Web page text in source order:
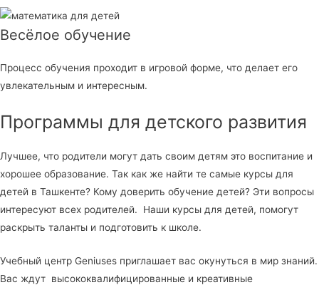
Весёлое обучение
Процесс обучения проходит в игровой форме, что делает его
увлекательным и интересным.
Программы для детского развития
Лучшее, что родители могут дать своим детям это воспитание и
хорошее образование. Так как же найти те самые курсы для
детей в Ташкенте? Кому доверить обучение детей? Эти вопросы
интересуют всех родителей. Наши курсы для детей, помогут
раскрыть таланты и подготовить к школе.
Учебный центр Geniuses приглашает вас окунуться в мир знаний.
Вас ждут высококвалифицированные и креативные